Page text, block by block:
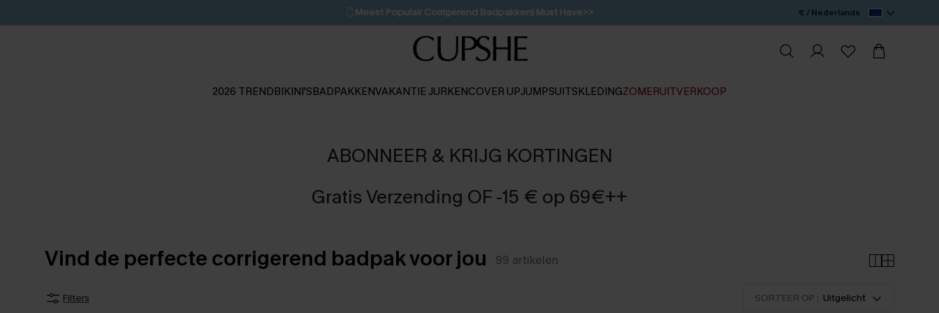
🩱 Meest Populair Corrigerend Badpakken| Must Have>>
💌Abonneer je & ontvang tot 15% korting>>
Koop 3, krijg 15% korting | CODE: SW15
€ / Nederlands
2026 TRENDBIKINI'SBADPAKKENVAKANTIE JURKENCOVER UPJUMPSUITSKLEDINGZOMERUITVERKOOP
ABONNEER & KRIJG KORTINGEN
Gratis Verzending OF -15 € op 69€++
Vind de perfecte corrigerend badpak voor jou 99 artikelen
Filters SORTEER OP : Uitgelicht